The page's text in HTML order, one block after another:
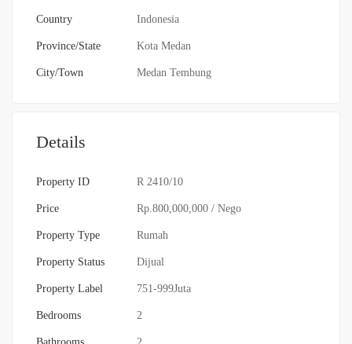
Country Indonesia
Province/State Kota Medan
City/Town Medan Tembung
Details
Property ID R 2410/10
Price Rp.800,000,000 / Nego
Property Type Rumah
Property Status Dijual
Property Label 751-999Juta
Bedrooms 2